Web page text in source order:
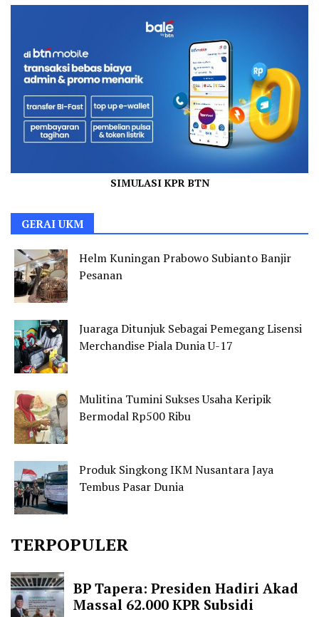
SIMULASI KPR BTN
GERAI UKM
Helm Kuningan Prabowo Subianto Banjir
Pesanan
Juaraga Ditunjuk Sebagai Pemegang Lisensi
Merchandise Piala Dunia U-17
Mulitina Tumini Sukses Usaha Keripik
Bermodal Rp500 Ribu
Produk Singkong IKM Nusantara Jaya
Tembus Pasar Dunia
TERPOPULER